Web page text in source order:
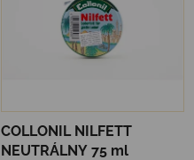
COLLONIL NILFETT
NEUTRÁLNY 75 ml